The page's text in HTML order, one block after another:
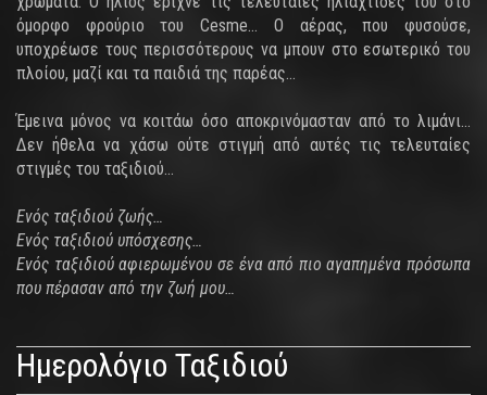
όμορφο φρούριο του Cesme… Ο αέρας, που φυσούσε,
υποχρέωσε τους περισσότερους να μπουν στο εσωτερικό του
πλοίου, μαζί και τα παιδιά της παρέας…
Έμεινα μόνος να κοιτάω όσο αποκρινόμασταν από το λιμάνι…
Δεν ήθελα να χάσω ούτε στιγμή από αυτές τις τελευταίες
στιγμές του ταξιδιού…
Ενός ταξιδιού ζωής…
Ενός ταξιδιού υπόσχεσης…
Ενός ταξιδιού αφιερωμένου σε ένα από πιο αγαπημένα πρόσωπα
που πέρασαν από την ζωή μου…
Ημερολόγιο Ταξιδιού